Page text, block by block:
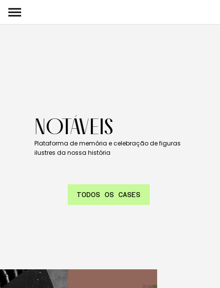
NOTÁVEIS
Plataforma de memória e celebração de figuras
ilustres da nossa história
TODOS OS CASES